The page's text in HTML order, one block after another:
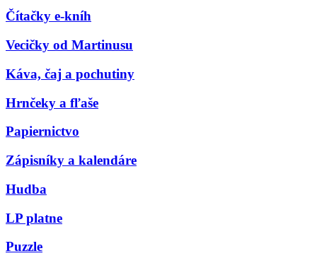
Čítačky e-kníh
Vecičky od Martinusu
Káva, čaj a pochutiny
Hrnčeky a fľaše
Papiernictvo
Zápisníky a kalendáre
Hudba
LP platne
Puzzle